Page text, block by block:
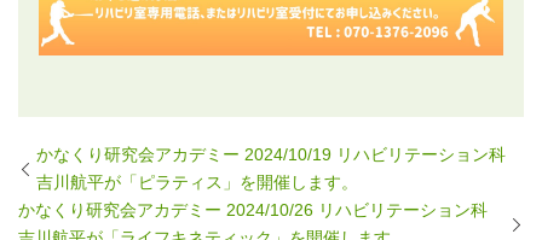
かなくり研究会アカデミー 2024/10/19 リハビリテーション科
吉川航平が「ピラティス」を開催します。
かなくり研究会アカデミー 2024/10/26 リハビリテーション科